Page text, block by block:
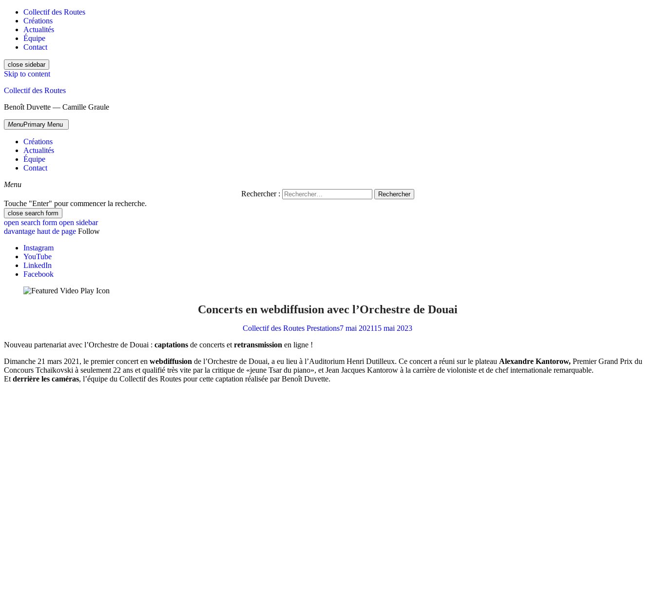
Collectif des Routes
Créations
Actualités
Équipe
Contact
close sidebar
Skip to content
Collectif des Routes
Benoît Duvette — Camille Graule
MenuPrimary Menu
Créations
Actualités
Équipe
Contact
Menu
Rechercher :
Touche "Enter" pour commencer la recherche.
close search form
open search form open sidebar
davantage haut de page Follow
Instagram
YouTube
LinkedIn
Facebook
Concerts en webdiffusion avec l’Orchestre de Douai
Collectif des Routes Prestations7 mai 202115 mai 2023
Nouveau partenariat avec l’Orchestre de Douai : captations de concerts et retransmission en ligne !
Dimanche 21 mars 2021, le premier concert en webdiffusion de l’Orchestre de Douai, a eu lieu à l’Auditorium Henri Dutilleux. Ce concert a réuni sur le plateau Alexandre Kantorow, Premier Grand Prix du
Concours Tchaïkovski à seulement 22 ans et qualifié très vite par la critique de «jeune Tsar du piano», et Jean Jacques Kantorow à la carrière de violoniste et de chef internationale remarquable.
Et derrière les caméras, l’équipe du Collectif des Routes pour cette captation réalisée par Benoît Duvette.